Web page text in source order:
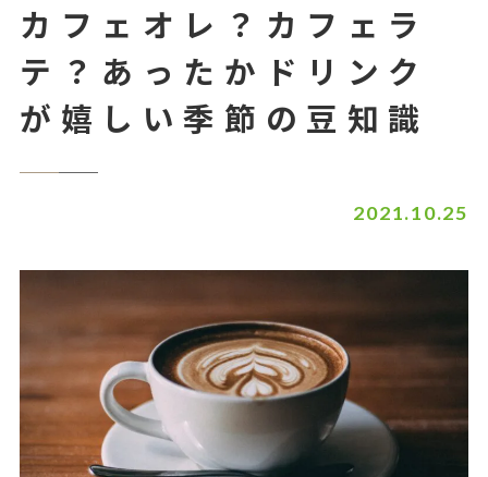
カフェオレ？カフェラ
テ？あったかドリンク
が嬉しい季節の豆知識
2021.10.25